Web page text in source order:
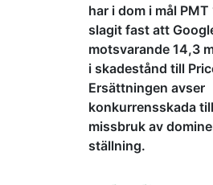
har i dom i mål
slagit fast att
motsvarande 14,3
i skadestånd till
Ersättningen avser
konkurrensskada
missbruk av
ställning.